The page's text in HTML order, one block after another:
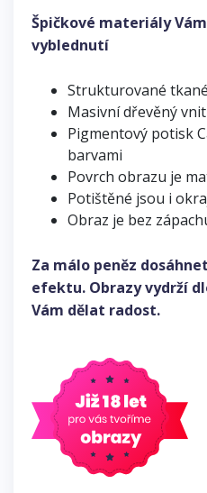
Špičkové materiály
vyblednutí
Strukturované
Masivní dřevěný
Pigmentový potisk
barvami
Povrch obrazu je
Potištěné jsou i
Obraz je bez
Za málo peněz
efektu. Obrazy vydrží
Vám dělat radost.